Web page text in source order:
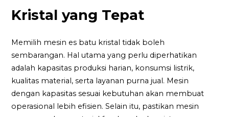
Kristal yang Tepat
Memilih mesin es batu kristal tidak boleh
sembarangan. Hal utama yang perlu diperhatikan
adalah kapasitas produksi harian, konsumsi listrik,
kualitas material, serta layanan purna jual. Mesin
dengan kapasitas sesuai kebutuhan akan membuat
operasional lebih efisien. Selain itu, pastikan mesin